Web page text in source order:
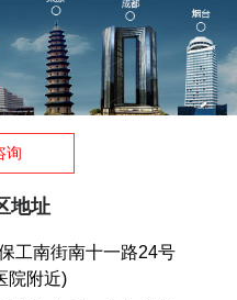
询
地址
工南街南十一路24号
院附近)